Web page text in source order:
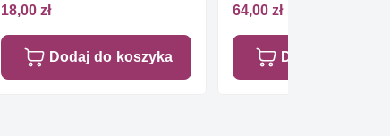
18,00 zł
Dodaj do koszyka
64,00 zł
Dodaj do